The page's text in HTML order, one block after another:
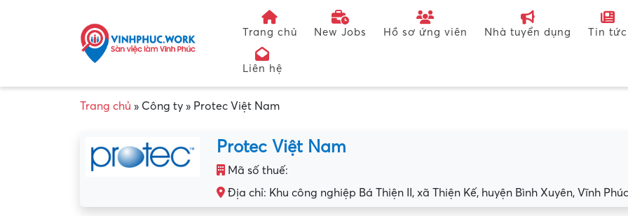
Trang chủ New Jobs Hồ sơ ứng viên Nhà tuyển dụng Tin tức
Liên hệ
Trang chủ » Công ty » Protec Việt Nam
Protec Việt Nam
Mã số thuế:
Địa chỉ: Khu công nghiệp Bá Thiện II, xã Thiện Kế, huyện Bình Xuyên, Vĩnh Phúc